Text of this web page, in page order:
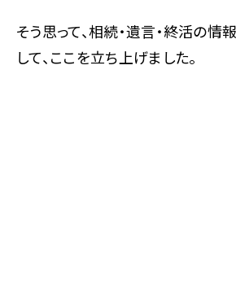
そう思って、相続・遺言・終活の情
して、ここを立ち上げました。